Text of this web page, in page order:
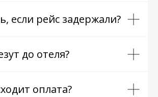
если рейс задержали?
до отеля?
оплата?